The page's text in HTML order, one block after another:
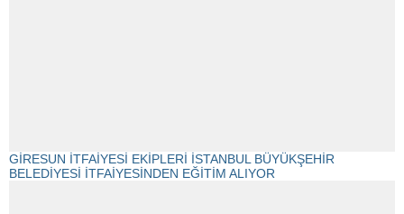
GİRESUN İTFAİYESİ EKİPLERİ İSTANBUL BÜYÜKŞEHİR
BELEDİYESİ İTFAİYESİNDEN EĞİTİM ALIYOR